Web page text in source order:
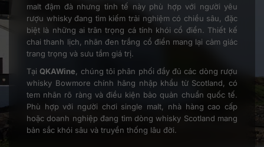
malt đậm đà nhưng tinh tế này phù hợp với người yêu
rượu whisky đang tìm kiếm trải nghiệm có chiều sâu, đặc
biệt là những ai trân trọng cá tính khói cổ điển. Thiết kế
chai thanh lịch, nhãn đen trắng cổ điển mang lại cảm giác
trang trọng và sưu tầm giá trị.
TạiQKAWine, chúng tôi phân phối đầy đủ các dòng rượu
whisky Bowmore chính hãng nhập khẩu từ Scotland, có
tem nhãn rõ ràng và điều kiện bảo quản chuẩn quốc tế.
Phù hợp với người chơi single malt, nhà hàng cao cấp
hoặc doanh nghiệp đang tìm dòng whisky Scotland mang
bản sắc khói sâu và truyền thống lâu đời.